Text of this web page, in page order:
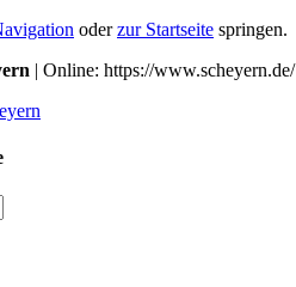
oderzur Startseite springen.
| Online: https://www.scheyern.de/